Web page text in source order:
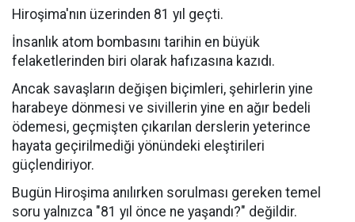
Hiroşima'nın üzerinden 81 yıl geçti.
İnsanlık atom bombasını tarihin en büyük
felaketlerinden biri olarak hafızasına kazıdı.
Ancak savaşların değişen biçimleri, şehirlerin yine
harabeye dönmesi ve sivillerin yine en ağır bedeli
ödemesi, geçmişten çıkarılan derslerin yeterince
hayata geçirilmediği yönündeki eleştirileri
güçlendiriyor.
Bugün Hiroşima anılırken sorulması gereken temel
soru yalnızca "81 yıl önce ne yaşandı?" değildir.